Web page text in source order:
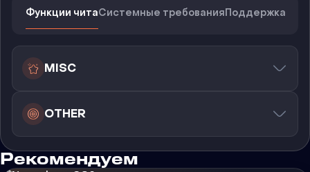
Функции читаСистемные требованияПоддержка
MISC
OTHER
Рекомендуем